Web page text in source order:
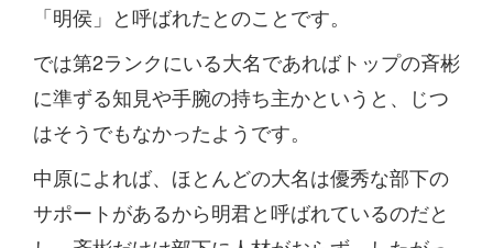
「明侯」と呼ばれたとのことです。
では第2ランクにいる大名であればトップの斉彬
に準ずる知見や手腕の持ち主かというと、じつ
はそうでもなかったようです。
中原によれば、ほとんどの大名は優秀な部下の
サポートがあるから明君と呼ばれているのだと